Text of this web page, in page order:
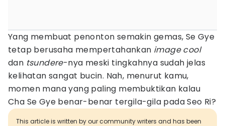
Yang membuat penonton semakin gemas, Se Gye
tetap berusaha mempertahankan image cool
dan tsundere-nya meski tingkahnya sudah jelas
kelihatan sangat bucin. Nah, menurut kamu,
momen mana yang paling membuktikan kalau
Cha Se Gye benar-benar tergila-gila pada Seo Ri?
This article is written by our community writers and has been